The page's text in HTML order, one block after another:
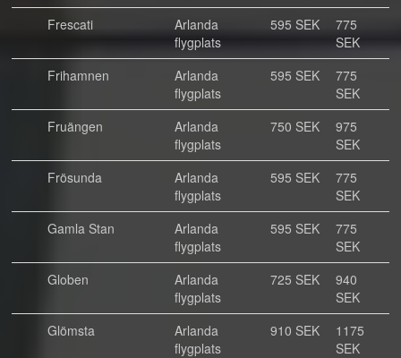
Frescati
Arlanda
flygplats
595 SEK
775
SEK
Frihamnen
Arlanda
flygplats
595 SEK
775
SEK
Fruängen
Arlanda
flygplats
750 SEK
975
SEK
Frösunda
Arlanda
flygplats
595 SEK
775
SEK
Gamla Stan
Arlanda
flygplats
595 SEK
775
SEK
Globen
Arlanda
flygplats
725 SEK
940
SEK
Glömsta
Arlanda
flygplats
910 SEK
1175
SEK